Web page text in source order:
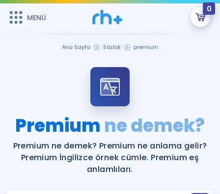
MENÜ
0
ÜYE DEĞİLİM
Sepetin Şu An Boş.
Remzi Hoca ile seni sınava hazırlayacak onlarca eğitim seni
bekliyor!
MENÜ
Faydalı Araçlar
Ana Sayfa Sözlük premium
Premium ne demek?
Premium ne demek? Premium ne anlama gelir?
Premium İngilizce örnek cümle. Premium eş
anlamlıları.